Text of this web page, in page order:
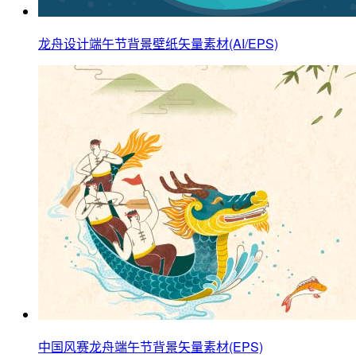
龙舟设计端午节背景壁纸矢量素材(AI/EPS)
中国风赛龙舟端午节背景矢量素材(EPS)